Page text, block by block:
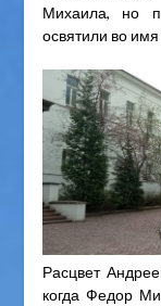
Михаила, но
освятили во
Расцвет
когда Федор